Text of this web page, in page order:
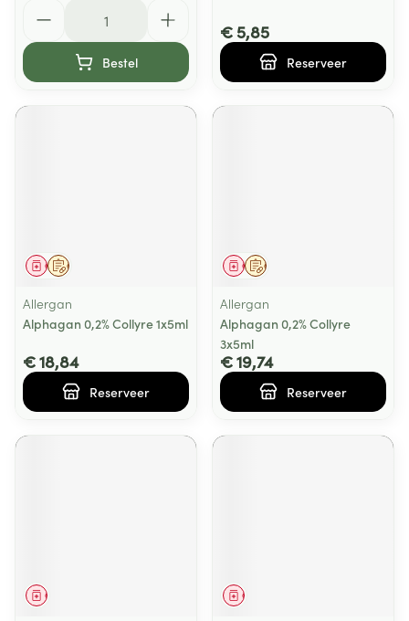
Bestel
€ 5,85
Reserveer
Op voorschrift
Geneesmiddel
Allergan
Alphagan 0,2% Collyre 1x5ml
€ 18,84
Reserveer
Op voorschrift
Geneesmiddel
Allergan
Alphagan 0,2% Collyre
3x5ml
€ 19,74
Reserveer
Geneesmiddel Geneesmiddel